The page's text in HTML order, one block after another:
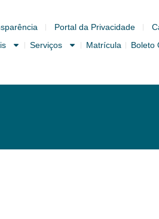
Portal da Privacidade
Serviços Matrícula Boleto